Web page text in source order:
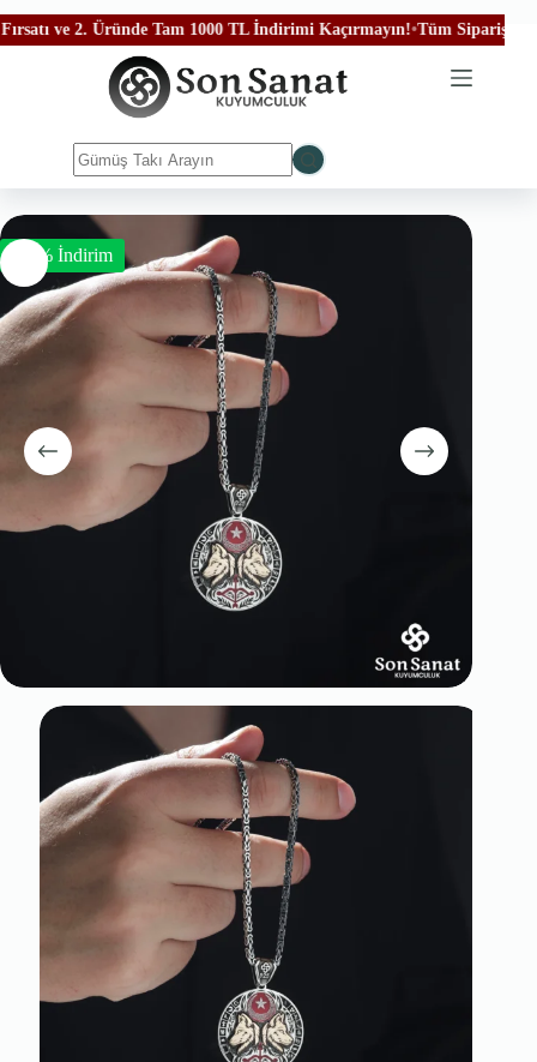
2. Üründe Tam 1000 TL İndirimi Kaçırmayın!•Tüm Siparişleriniz
-50% İndirim